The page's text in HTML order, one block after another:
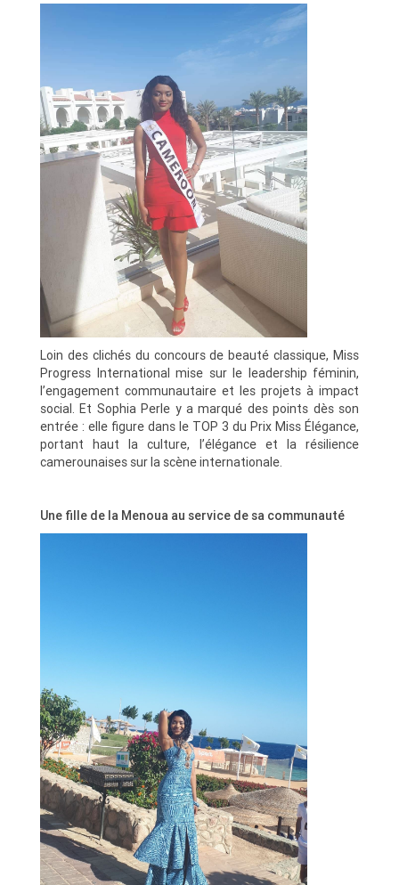
Loin des clichés du concours de beauté classique, Miss
Progress International mise sur le leadership féminin,
l’engagement communautaire et les projets à impact
social. Et Sophia Perle y a marqué des points dès son
entrée : elle figure dans le TOP 3 du Prix Miss Élégance,
portant haut la culture, l’élégance et la résilience
camerounaises sur la scène internationale.
Une fille de la Menoua au service de sa communauté